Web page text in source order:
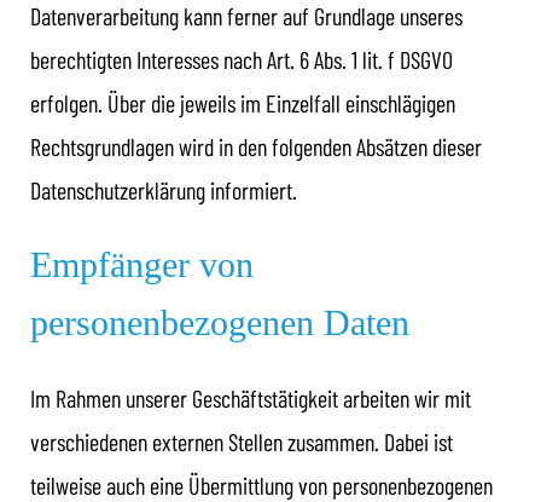
Datenverarbeitung kann ferner auf Grundlage unseres
berechtigten Interesses nach Art. 6 Abs. 1 lit. f DSGVO
erfolgen. Über die jeweils im Einzelfall einschlägigen
Rechtsgrundlagen wird in den folgenden Absätzen dieser
Datenschutzerklärung informiert.
Empfänger von
personenbezogenen Daten
Im Rahmen unserer Geschäftstätigkeit arbeiten wir mit
verschiedenen externen Stellen zusammen. Dabei ist
teilweise auch eine Übermittlung von personenbezogenen